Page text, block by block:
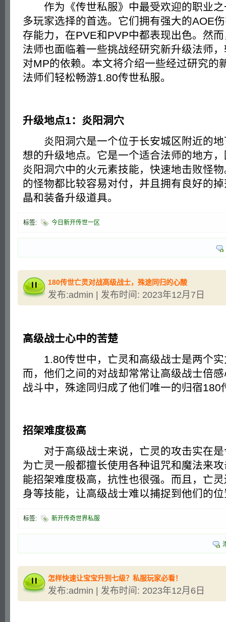
作为《传世私服》中最受欢迎的职业之
多玩家选择的首选。它们拥有强大的AOE
存能力，在PVE和PVP中都表现出色。然
法师也面临着一些挑战经研究新升级法师
对MP的依赖。本文将介绍一些经过研究的
法师们轻松畅游1.80传世私服。
升级地点1：炎阳洞穴
炎阳洞穴是一个位于长安城区附近的地
想的升级地点。它是一个适合法师的地方
炎阳洞穴中的火元素技能，快速地击败怪
的怪物都比较容易对付，并且拥有良好的
晶和装备升级道具。
标签: 今日新开传世一区
180传世亡灵对战高级战士，殊途同归的心酸
发布:admin | 发布时间: 2023年12月7日
高级战士心中的苦楚
1.80传世中，亡灵和高级战士是两个实
而，他们之间的对战却常常让高级战士倍
战斗中，殊途同归成了他们唯一的归宿180
招架难度极高
对于高级战士来说，亡灵的攻击实在是
为亡灵一般都擅长使用各种诅咒和魔法来
能招架难度极高，抗性也很强。而且，亡
身等技能，让高级战士难以捕捉到他们的
标签: 新开传奇世界私服
怎样快速让宝宝升到七级？私服玩家必看！
发布:admin | 发布时间: 2023年12月6日